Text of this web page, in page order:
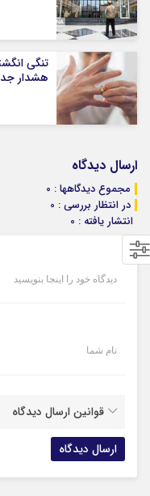
تنگی
هشدار
ارسال دیدگاه
مجموع دیدگاهها : 0
در انتظار بررسی : 0
انتشار یافته : 0
دیدگاه خود را اینجا بنویسید
نام شما
قوانین ارسال دیدگاه